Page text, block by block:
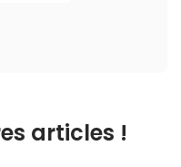
articles !